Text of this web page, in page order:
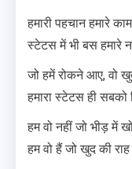
हमारी पहचान हमारे
स्टेटस में भी बस हमारे
जो हमें रोकने आए, वो
हमारा स्टेटस ही सबको
हम वो नहीं जो भीड़ में
हम वो हैं जो खुद की राह